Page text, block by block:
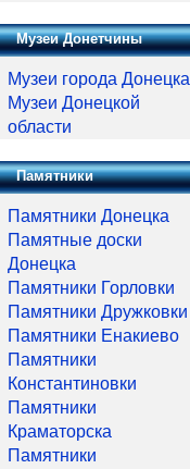
Музеи Донетчины
Музеи города Донецка
Музеи Донецкой
области
Памятники
Памятники Донецка
Памятные доски
Донецка
Памятники Горловки
Памятники Дружковки
Памятники Енакиево
Памятники
Константиновки
Памятники
Краматорска
Памятники